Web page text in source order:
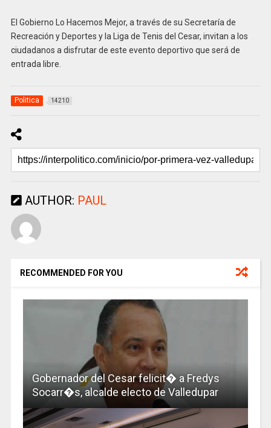
El Gobierno Lo Hacemos Mejor, a través de su Secretaría de
Recreación y Deportes y la Liga de Tenis del Cesar, invitan a los
ciudadanos a disfrutar de este evento deportivo que será de
entrada libre.
Politica 14210
AUTHOR: PAUL
RECOMMENDED FOR YOU
Gobernador del Cesar felicit� a Fredys
Socarr�s, alcalde electo de Valledupar